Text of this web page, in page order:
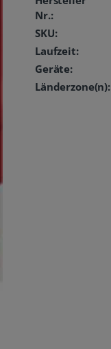
Nr.:
SKU:
Laufzeit:
Geräte:
Länderzone(n):